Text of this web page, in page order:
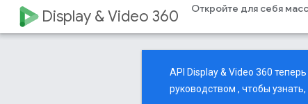
Display & Video 360 Откройте для себя
API Display & Video 360
руководством , чтобы